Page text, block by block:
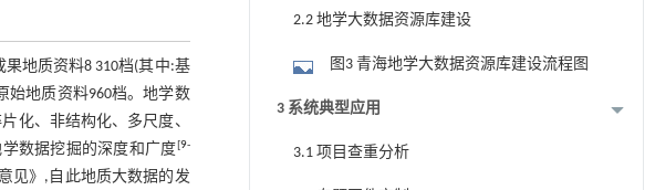
地质资料8 310档(其中:基
始地质资料960档。地学数
化、非结构化、多尺度、
数据挖掘的深度和广度 [9-
见》,自此地质大数据的发
2.2 地学大数据资源库建设
图3 青海地学大数据资源库建设流程图
3 系统典型应用
3.1 项目查重分析